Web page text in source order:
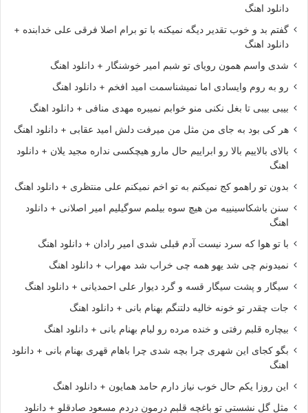
دانلود اهنگ
گفتم بد و خوب تقدیر دیگه نمیکنه با تو برام اصلا فرقی علی خدابنده +
دانلود اهنگ
شدی واسم همون رویای تو شبم امیر خوشنگار + دانلود اهنگ
رو به روم وایسادی اما نمیشناسمت امید افخم + دانلود اهنگ
بیبی بیبی تا بغل نکنی منو خوابم نمیبره مهدی منافی + دانلود اهنگ
هر کی بود به جای من مثل من میرفت دلش امید عقابی + دانلود اهنگ
بالای بالاییم بالا رو ابراییم حال مارو هیچکسی نداره مجید یلان + دانلود
اهنگ
بدون تو راهمو کج نمیکنم به تو اخم نمیکنم علی منتظری + دانلود اهنگ
سنن باشکاسینییه من هیچ سوه بیلمم سوگیلیم امیر اصلانی + دانلود
اهنگ
با تو هوا که سرد نیست آدم قبلی شدی امیر رادان + دانلود اهنگ
نمیدونم چی شد یهو همه چی خراب شد مهراب + دانلود اهنگ
سیگار و پشت سیگار قسه و گرد دیوار علی احمدیانی + دانلود اهنگ
جات چقدر تو خونه خالیه دلتنگم بهنام بانی + دانلود اهنگ
بیچاره قلبم رفتی و خنده مرده رو لبام بهنام بانی + دانلود اهنگ
بگو کجای این شهری چرا بچه شدی چرا باهام قهری بهنام بانی + دانلود
اهنگ
این روزا یکم حال خوب نیاز دارم حامد همایون + دانلود اهنگ
مثل گل نشستی تو باغچه قلبم درمون دردم مسعود صادقلو + دانلود